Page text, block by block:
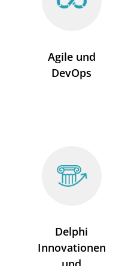
Agile und
DevOps
Delphi
Innovationen